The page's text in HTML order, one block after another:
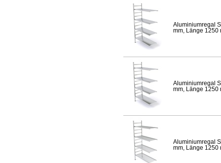
Aluminiumregal
mm, Länge 1250
Aluminiumregal
mm, Länge 1250
Aluminiumregal
mm, Länge 1250